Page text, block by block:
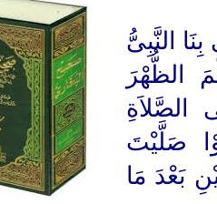
النَّبِىُّ
الظُّهْرَ
الصَّلاَةِ
صَلَّيْتَ
بَعْدَ مَا